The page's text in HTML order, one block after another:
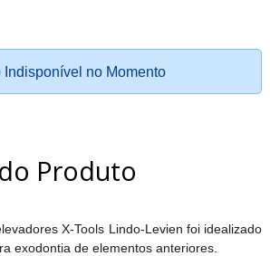
Indisponível no Momento
Produto
X-Tools Lindo-Levien foi idealizado
exodontia de elementos anteriores.